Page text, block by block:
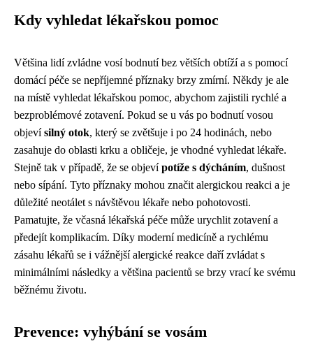
Kdy vyhledat lékařskou pomoc
Většina lidí zvládne vosí bodnutí bez větších obtíží a s pomocí
domácí péče se nepříjemné příznaky brzy zmírní. Někdy je ale
na místě vyhledat lékařskou pomoc, abychom zajistili rychlé a
bezproblémové zotavení. Pokud se u vás po bodnutí vosou
objevísilný otok, který se zvětšuje i po 24 hodinách, nebo
zasahuje do oblasti krku a obličeje, je vhodné vyhledat lékaře.
Stejně tak v případě, že se objevípotíže s dýcháním, dušnost
nebo sípání. Tyto příznaky mohou značit alergickou reakci a je
důležité neotálet s návštěvou lékaře nebo pohotovosti.
Pamatujte, že včasná lékařská péče může urychlit zotavení a
předejít komplikacím. Díky moderní medicíně a rychlému
zásahu lékařů se i vážnější alergické reakce daří zvládat s
minimálními následky a většina pacientů se brzy vrací ke svému
běžnému životu.
Prevence: vyhýbání se vosám